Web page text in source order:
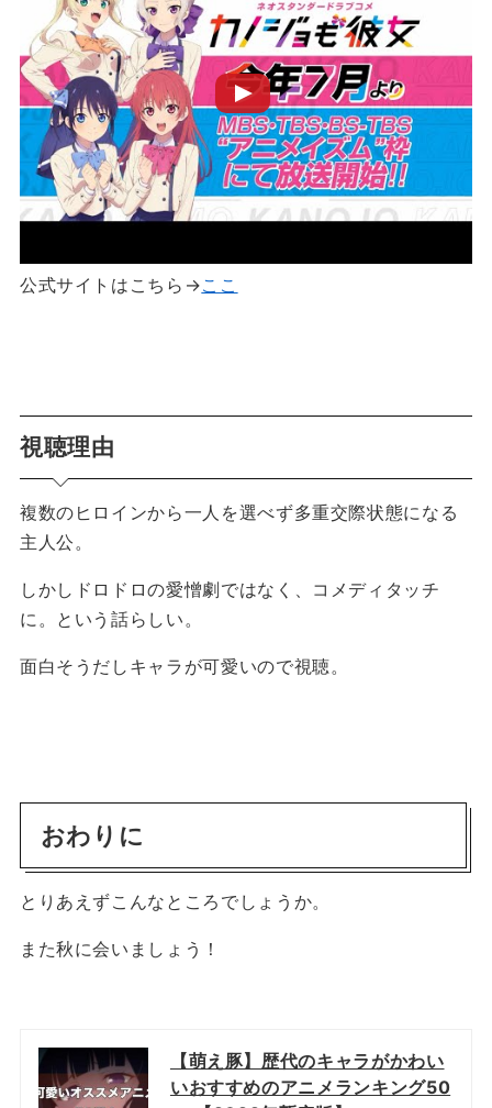
公式サイトはこちら→ここ
視聴理由
複数のヒロインから一人を選べず多重交際状態になる
主人公。
しかしドロドロの愛憎劇ではなく、コメディタッチ
に。という話らしい。
面白そうだしキャラが可愛いので視聴。
おわりに
とりあえずこんなところでしょうか。
また秋に会いましょう！
【萌え豚】歴代のキャラがかわい
いおすすめのアニメランキング50